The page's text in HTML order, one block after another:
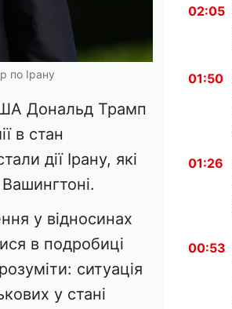
по Ірану
Дональд Трамп
в стан
дії Ірану, які
у відносинах
в подробиці
ситуація
у стані
02:05
01:50
01:26
00:53